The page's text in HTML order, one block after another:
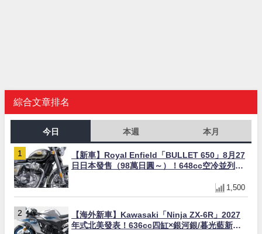
綜合文章排名
今日 本週 本月
【新車】Royal Enfield「BULLET 650」8月27
日日本發售（98萬日圓～）！648cc空冷並列雙
1,500
【海外新車】Kawasaki「Ninja ZX-6R」2027
年式北美發表！636cc四缸×銀河銀/暮光藍新色